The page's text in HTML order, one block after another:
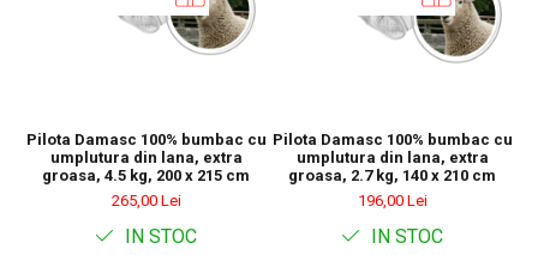
Certificari : ISO 9001, ISO 14001, OHSAS 18001. Produse
certificate pentru absenta substantelor periculoase conform
Pilota Damasc 100% bumbac cu
umplutura din lana, extra
groasa, 4.5 kg, 200 x 215 cm
265,00 Lei
IN STOC
Pilota Damasc 100% bumbac cu
umplutura din lana, extra
groasa, 2.7 kg, 140 x 210 cm
196,00 Lei
IN STOC